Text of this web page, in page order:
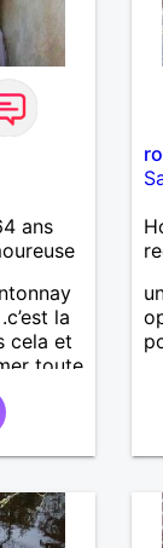
ans
la
cela et
toute
et
partage